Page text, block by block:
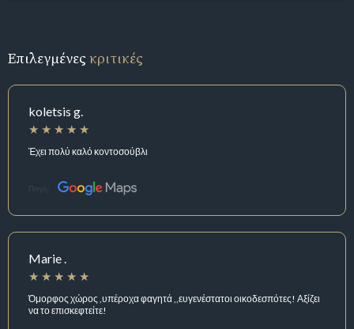
Επιλεγμένεςκριτικές
koletsis g.
Έχει πολύ καλό κοντοσούβλι
Πηγή:
Marie .
Όμορφος χώρος ,υπέροχα φαγητά ,,ευγενέστατοι οικοδεσπότες! Αξίζει
να το επισκεφτείτε!